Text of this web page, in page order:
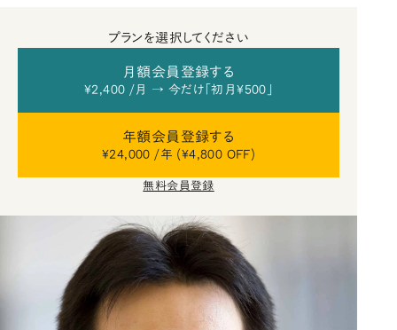
プランを選択してください
月額会員登録する
¥2,400 /月 → 今だけ「初月¥500」
年額会員登録する
¥24,000 /年 (¥4,800 OFF)
無料会員登録